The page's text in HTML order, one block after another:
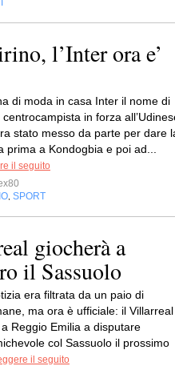
l’Inter ora e’
di moda in casa Inter il nome di
centrocampista in forza
stato messo da parte per dare
prima a Kondogbia e poi ad...
il seguito
SPORT
giocherà a
il Sassuolo
era filtrata da un paio di
ma ora è ufficiale: il Villarreal
Reggio Emilia a disputare
col Sassuolo il prossimo
il seguito